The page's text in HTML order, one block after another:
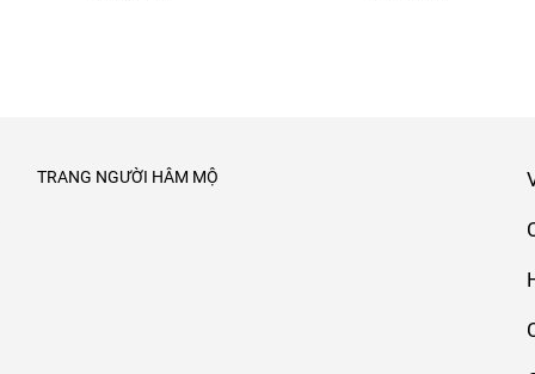
TRANG NGƯỜI HÂM MỘ